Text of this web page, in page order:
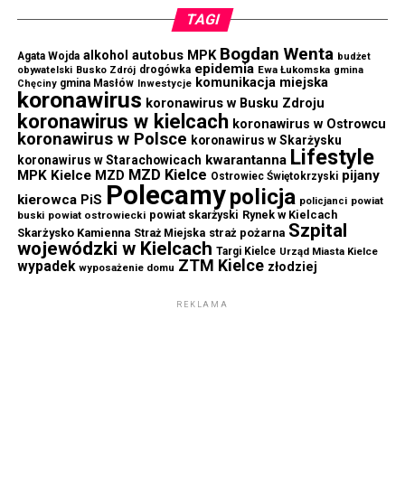
TAGI
Agata Wojda alkohol autobus MPK Bogdan Wenta budżet
obywatelski Busko Zdrój drogówka epidemia Ewa Łukomska gmina
Chęciny gmina Masłów Inwestycje komunikacja miejska
koronawirus koronawirus w Busku Zdroju
koronawirus w kielcach koronawirus w Ostrowcu
koronawirus w Polsce koronawirus w Skarżysku
koronawirus w Starachowicach kwarantanna Lifestyle
MPK Kielce MZD MZD Kielce Ostrowiec Świętokrzyski pijany
kierowca PiS Polecamypolicja policjanci powiat
buski powiat ostrowiecki powiat skarżyski Rynek w Kielcach
Skarżysko Kamienna Straż Miejska straż pożarna Szpital
wojewódzki w Kielcach Targi Kielce Urząd Miasta Kielce
wypadek wyposażenie domu ZTM Kielce złodziej
REKLAMA